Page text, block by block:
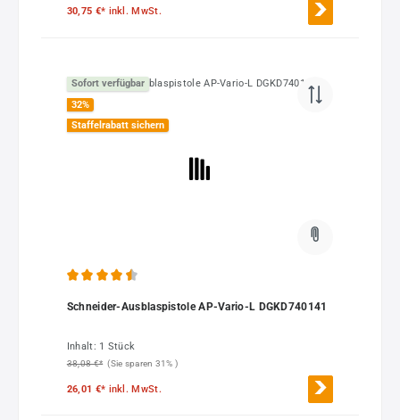
30,75 €* inkl. MwSt.
Sofort verfügbar
32%
Staffelrabatt sichern
Schneider-Ausblaspistole AP-Vario-L DGKD740141
Inhalt: 1 Stück
38,08 €* (Sie sparen 31% )
26,01 €* inkl. MwSt.